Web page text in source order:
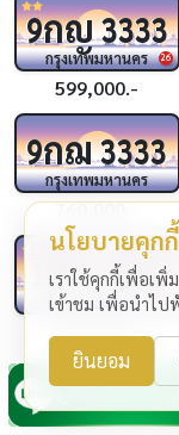
26
9กญ3333
กรุงเทพมหานคร
599,000.-
9กฌ3333
กรุงเทพมหานคร
760,000.-
20
ขด4444
กรุงเทพมหานคร
365,000.-
24
4 ขช4444
กรุงเทพมหานคร
นโยบายคุก
เราใช้คุกกี้เพื่อเพิ่
เข้าชม เพื่อนำไป
ยินยอม